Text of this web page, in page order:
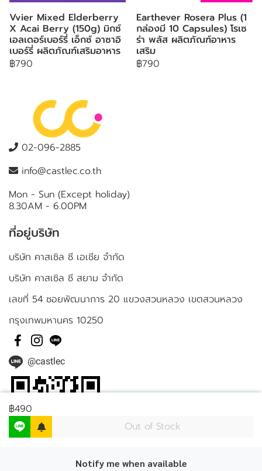
Vvier Mixed Elderberry
X Acai Berry (150g) มิกซ์
เอลเดอร์เบอร์รี่ เอ็กซ์ อาซาอิ
เบอร์รี่ ผลิตภัณฑ์เสริมอาหาร
฿790
Earthever Rosera Plus (1
กล่องมี 10 Capsules) โรเซ
ร่า พลัส ผลิตภัณฑ์อาหาร
เสริม
฿790
฿490
Out of Stock
Notify me when available
02-096-2885
info@castlec.co.th
Mon - Sun (Except holiday)
8.30AM - 6.00PM
ที่อยู่บริษัท
บริษัท คาสเซิล ซี เอเชีย จำกัด
บริษัท คาสเซิล ซี สยาม จำกัด
เลขที่ 54 ซอยพัฒนาการ 20 แขวงสวนหลวง เขตสวนหลวง
กรุงเทพมหานคร 10250
@castlec